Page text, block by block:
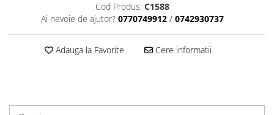
Cod Produs: C1588
Ai nevoie de ajutor? 0770749912 / 0742930737
Adauga la Favorite Cere informatii